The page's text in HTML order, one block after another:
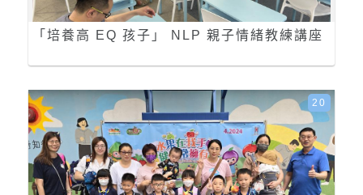
「培養高 EQ 孩子」 NLP 親子情緒教練講座
20